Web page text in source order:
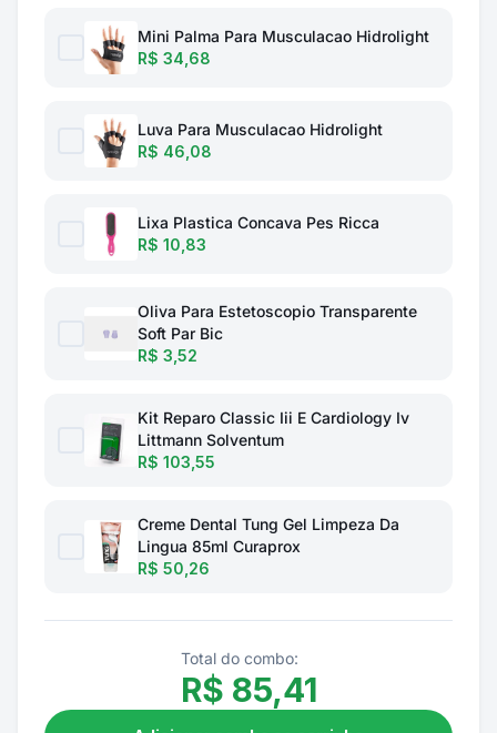
Mini Palma Para Musculacao Hidrolight
R$ 34,68
Luva Para Musculacao Hidrolight
R$ 46,08
Lixa Plastica Concava Pes Ricca
R$ 10,83
Oliva Para Estetoscopio Transparente
Soft Par Bic
R$ 3,52
Kit Reparo Classic Iii E Cardiology Iv
Littmann Solventum
R$ 103,55
Creme Dental Tung Gel Limpeza Da
Lingua 85ml Curaprox
R$ 50,26
Total do combo:
R$ 85,41